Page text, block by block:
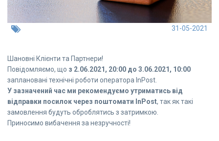
31-05-2021
Шановні Клієнти та Партнери!
Повідомляємо, що з 2.06.2021, 20:00 до 3.06.2021, 10:00
заплановані технічні роботи оператора InPost.
У зазначений час ми рекомендуємо утриматись від
відправки посилок через поштомати InPost, так як такі
замовлення будуть оброблятись з затримкою.
Приносимо вибачення за незручності!